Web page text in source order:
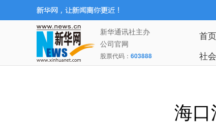
新华通讯社主办
公司官网
股票代码： 603888
首页
社会
海